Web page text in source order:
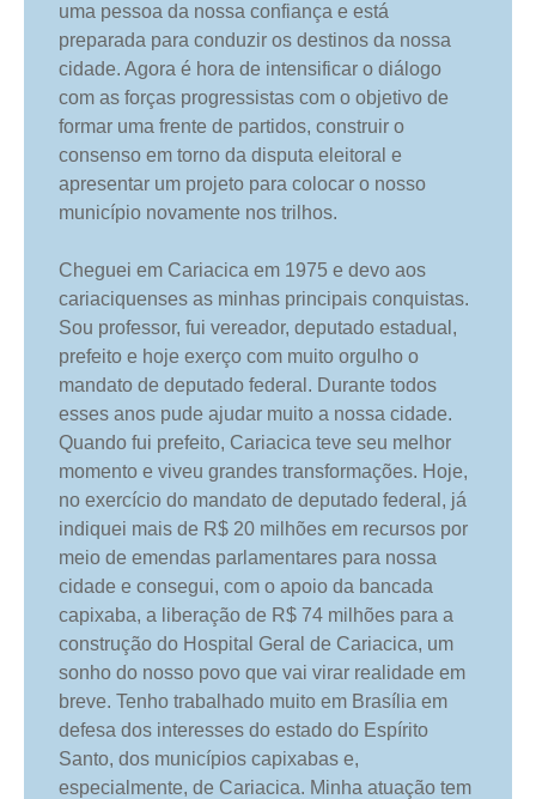
uma pessoa da nossa confiança e está
preparada para conduzir os destinos da nossa
cidade. Agora é hora de intensificar o diálogo
com as forças progressistas com o objetivo de
formar uma frente de partidos, construir o
consenso em torno da disputa eleitoral e
apresentar um projeto para colocar o nosso
município novamente nos trilhos.
Cheguei em Cariacica em 1975 e devo aos
cariaciquenses as minhas principais conquistas.
Sou professor, fui vereador, deputado estadual,
prefeito e hoje exerço com muito orgulho o
mandato de deputado federal. Durante todos
esses anos pude ajudar muito a nossa cidade.
Quando fui prefeito, Cariacica teve seu melhor
momento e viveu grandes transformações. Hoje,
no exercício do mandato de deputado federal, já
indiquei mais de R$ 20 milhões em recursos por
meio de emendas parlamentares para nossa
cidade e consegui, com o apoio da bancada
capixaba, a liberação de R$ 74 milhões para a
construção do Hospital Geral de Cariacica, um
sonho do nosso povo que vai virar realidade em
breve. Tenho trabalhado muito em Brasília em
defesa dos interesses do estado do Espírito
Santo, dos municípios capixabas e,
especialmente, de Cariacica. Minha atuação tem